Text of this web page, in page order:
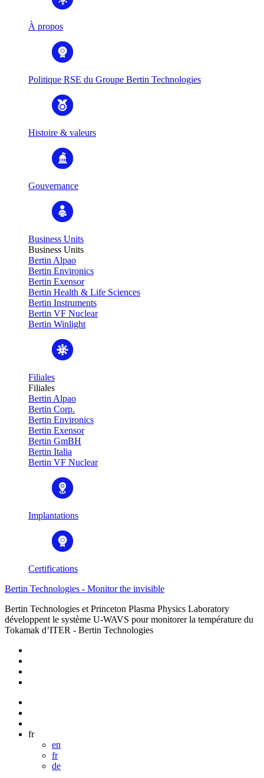
À propos
Politique RSE du Groupe Bertin Technologies
Histoire & valeurs
Gouvernance
Business Units
Business Units
Bertin Alpao
Bertin Environics
Bertin Exensor
Bertin Health & Life Sciences
Bertin Instruments
Bertin VF Nuclear
Bertin Winlight
Filiales
Filiales
Bertin Alpao
Bertin Corp.
Bertin Environics
Bertin Exensor
Bertin GmBH
Bertin Italia
Bertin VF Nuclear
Implantations
Certifications
Bertin Technologies - Monitor the invisible
Bertin Technologies et Princeton Plasma Physics Laboratory
développent le système U-WAVS pour monitorer la température du
Tokamak d’ITER - Bertin Technologies
fr
en
fr
de